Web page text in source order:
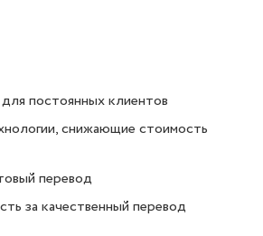
постоянных клиентов
снижающие стоимость
перевод
за качественный перевод